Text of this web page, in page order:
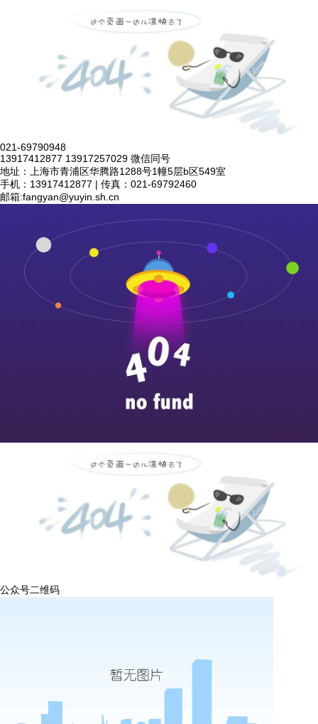
021-69790948
13917412877 13917257029 微信同号
地址：上海市青浦区华腾路1288号1幢5层b区549室
手机：13917412877 | 传真：021-69792460
邮箱:fangyan@yuyin.sh.cn
公众号二维码